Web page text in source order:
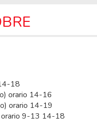
18
orario 14-16
orario 14-19
orario 9-13 14-18